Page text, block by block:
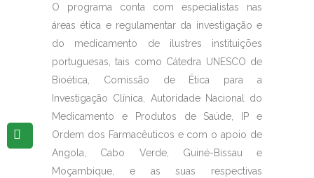
O programa conta com especialistas nas
áreas ética e regulamentar da investigação e
do medicamento de ilustres instituições
portuguesas, tais como Cátedra UNESCO de
Bioética, Comissão de Ética para a
Investigação Clínica, Autoridade Nacional do
Medicamento e Produtos de Saúde, IP e
Ordem dos Farmacêuticos e com o apoio de
Angola, Cabo Verde, Guiné-Bissau e
Moçambique, e as suas respectivas